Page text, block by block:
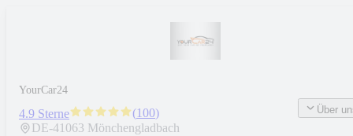
YourCar24
4.9 Sterne (100)
DE-41063 Mönchengladbach
Über